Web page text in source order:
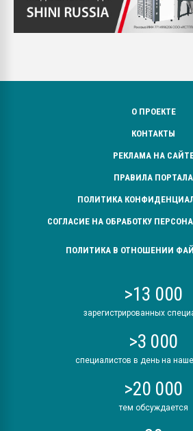
О ПРОЕКТЕ
КОНТАКТЫ
РЕКЛАМА НА
ПРАВИЛА ПОРТАЛА
ПОЛИТИКА
СОГЛАСИЕ НА ОБРАБОТКУ
ПОЛИТИКА В ОТНОШЕНИИ
>13 000
зарегистрированных
>3 000
специалистов в день на
>20 000
тем обсуждается